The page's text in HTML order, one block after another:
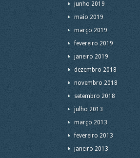
junho 2019
maio 2019
março 2019
fevereiro 2019
janeiro 2019
dezembro 2018
novembro 2018
setembro 2018
julho 2013
março 2013
fevereiro 2013
janeiro 2013